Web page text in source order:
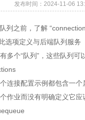
发布时间：2024-11-06
列之前，了解
选项定义与后端队列服
多个“队列”，这些队列可
连接配置示例都包含一
作业而没有明确定义它